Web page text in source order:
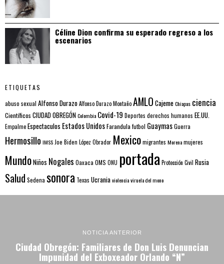
Céline Dion confirma su esperado regreso a los
escenarios
ETIQUETAS
abuso sexual Alfonso DurazoAlfonso Durazo MontañoAMLO CajemeChiapas ciencia
Científicos CIUDAD OBREGÓNColombia Covid-19 Deportes derechos humanos EE.UU.
EmpalmeEspectaculos Estados UnidosFarandula futbol GuaymasGuerra
Hermosillo IMSS Joe Biden López Obrador Mexicomigrantes Morenamujeres
MundoNiños Nogales Oaxaca OMS ONU portada Protección Civil Rusia
Salud Sedena sonora Texas Ucraniaviolenciaviruela del mono
NOTICIA ANTERIOR
Ciudad Obregón: Familiares de Don Luis Denuncian
Impunidad del Exboxeador Orlando “N”